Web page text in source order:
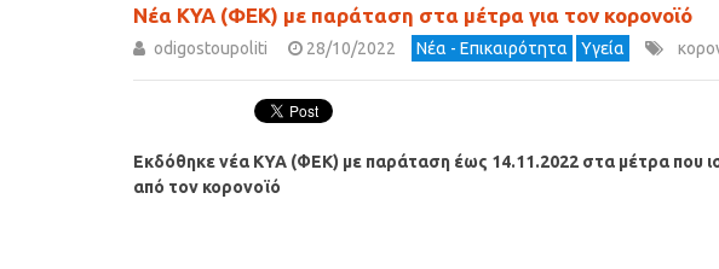
Νέα ΚΥΑ (ΦΕΚ) με παράταση στα μέτρα για τον κορονοϊό
odigostoupoliti 28/10/2022 Νέα - Επικαιρότητα Υγεία
Εκδόθηκε νέα ΚΥΑ (ΦΕΚ) με παράταση έως 14.11.2022 στα μέτρα που
από τον κορονοϊό